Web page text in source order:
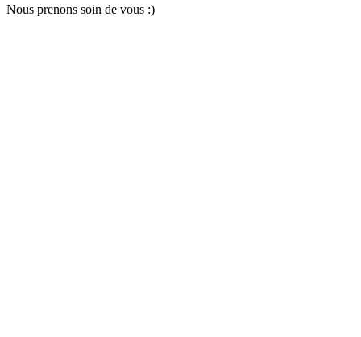
Nous prenons soin de vous :)